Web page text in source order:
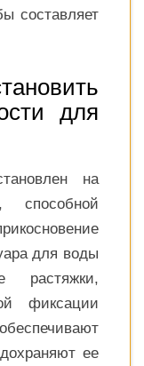
составляет
для
на
способной
для воды
растяжки,
фиксации
ее